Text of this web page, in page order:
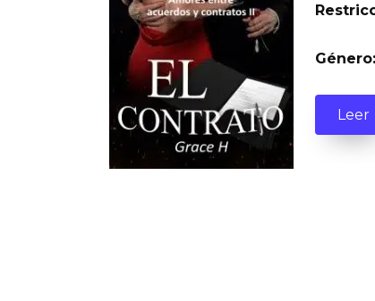
Género:
Leer